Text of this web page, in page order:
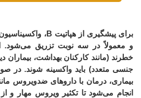
برای پیشگیری از هپاتیت B،
و معمولاً در سه نوبت تزریق
خطرند (مانند کارکنان بهداشت، بیماران
جنسی متعدد) باید واکسینه شوند. در
بیماری، درمان با داروهای ضدویروس
انجام می‌شود تا تکثیر ویروس مهار و